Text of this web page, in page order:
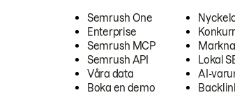
Semrush One
Enterprise
Semrush MCP
Semrush API
Våra data
Boka en demo
Lokal
AI-